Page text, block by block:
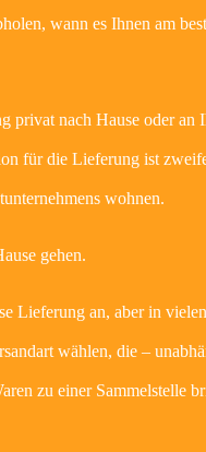
wann es Ihnen am
privat nach Hause oder an
für die Lieferung ist
wohnen.
gehen.
Lieferung an, aber in
wählen, die –
zu einer Sammelstelle